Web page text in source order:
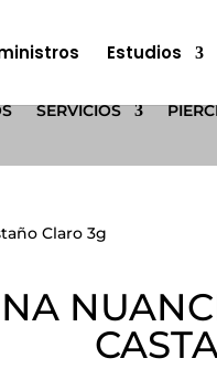
Estudios
SERVICIOS
Claro 3g